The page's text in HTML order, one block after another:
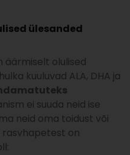
ülesanded
äärmiselt olulised
kuuluvad ALA, DHA ja
ei suuda neid ise
neid oma toidust või
rasvhapetest on